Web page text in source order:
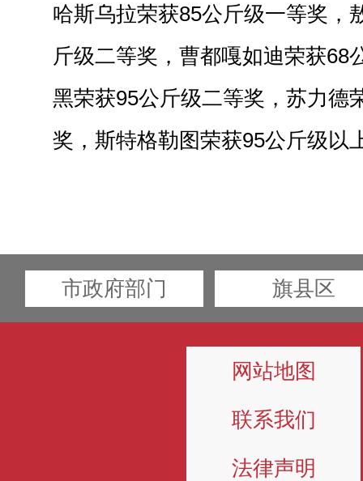
哈斯乌拉荣获85公斤级一等奖，
斤级二等奖，曹都嘎如迪荣获68
黑荣获95公斤级二等奖，苏力德
奖，斯特格勒图荣获95公斤级以
市政府部门 旗县区
网站地图
联系我们
法律声明